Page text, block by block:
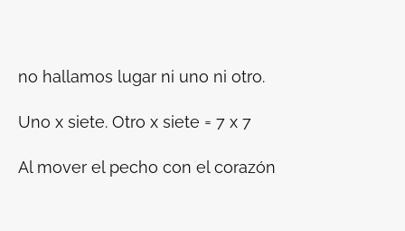
no hallamos lugar ni uno ni otro.
Uno x siete. Otro x siete = 7 x 7
Al mover el pecho con el corazón